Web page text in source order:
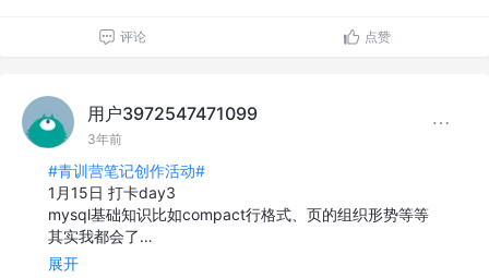
评论 点赞
用户3972547471099
3年前
#青训营笔记创作活动#
1月15日 打卡day3
mysql基础知识比如compact行格式、页的组织形势等等
其实我都会了…
展开